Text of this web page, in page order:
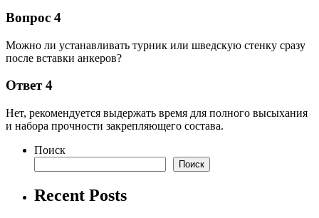
Вопрос 4
Можно ли устанавливать турник или шведскую стенку сразу
после вставки анкеров?
Ответ 4
Нет, рекомендуется выдержать время для полного высыхания
и набора прочности закрепляющего состава.
Поиск
Поиск
Recent Posts